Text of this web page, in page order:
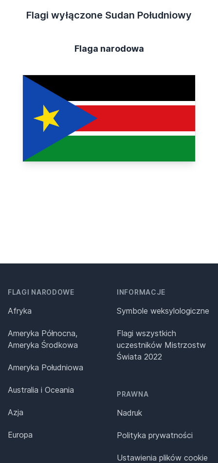
Flagi wyłączone Sudan Południowy
Flaga narodowa
FLAGI NARODOWE
Afryka
Ameryka Północna,
Ameryka Środkowa
Ameryka Południowa
Australia i Oceania
Azja
Europa
INFORMACJE
Symbole weksylologiczne
Flagi wszystkich
uczestników Mistrzostw
Świata 2022
PRAWNA
Nadruk
Polityka prywatności
Ustawienia plików cookie